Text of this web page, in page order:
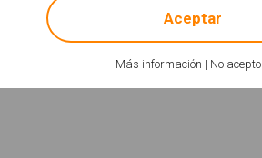
Más información | No acepto
Aceptar